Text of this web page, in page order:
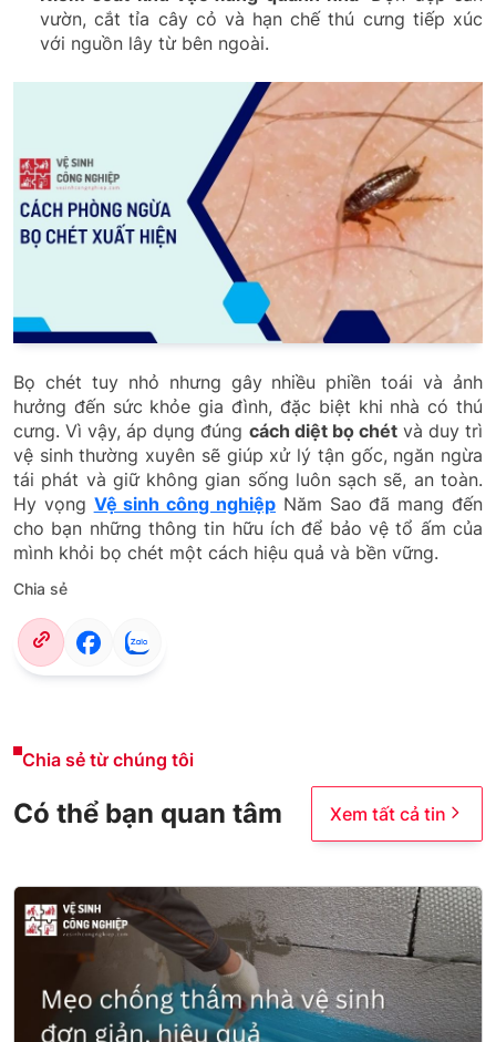
Chia sẻ
vườn, cắt tỉa cây cỏ và hạn chế thú cưng tiếp xúc
với nguồn lây từ bên ngoài.
Bọ chét tuy nhỏ nhưng gây nhiều phiền toái và ảnh
hưởng đến sức khỏe gia đình, đặc biệt khi nhà có thú
cưng. Vì vậy, áp dụng đúng cách diệt bọ chétvà duy trì
vệ sinh thường xuyên sẽ giúp xử lý tận gốc, ngăn ngừa
tái phát và giữ không gian sống luôn sạch sẽ, an toàn.
Hy vọng Vệ sinh công nghiệp Năm Sao đã mang đến
cho bạn những thông tin hữu ích để bảo vệ tổ ấm của
mình khỏi bọ chét một cách hiệu quả và bền vững.
Chia sẻ từ chúng tôi
Có thể bạn quan tâm Xem tất cả tin